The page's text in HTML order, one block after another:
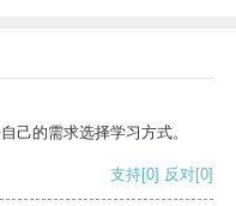
己的需求选择学习方式。
支持[0] 反对[0]